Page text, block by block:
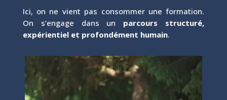
Ici, on ne vient pas consommer une formation.
On s’engage dans un parcours structuré,
expérientiel et profondément humain.